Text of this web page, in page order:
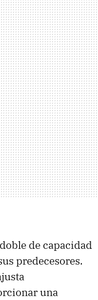
de capacidad
predecesores.
una